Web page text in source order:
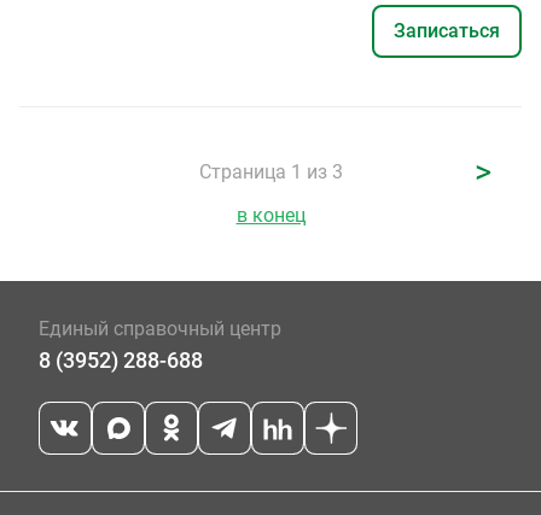
Записаться
Страница 1 из 3 >
в конец
Единый справочный центр
8 (3952) 288-688